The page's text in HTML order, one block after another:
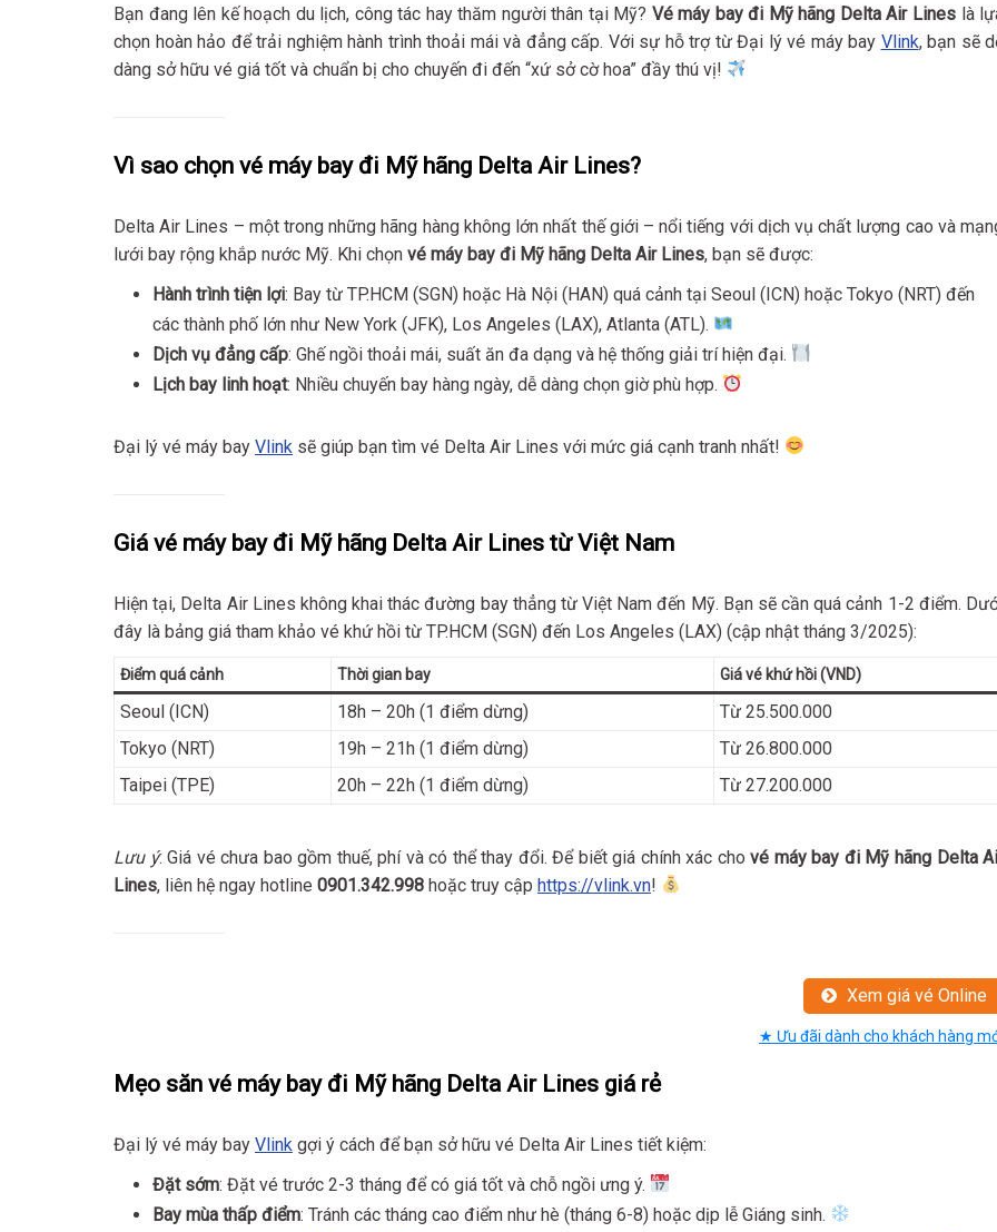
Bạn đang lên kế hoạch du lịch, công tác hay thăm người thân tại Mỹ? Vé máy bay đi Mỹ hãng Delta Air Lineslà
chọn hoàn hảo để trải nghiệm hành trình thoải mái và đẳng cấp. Với sự hỗ trợ từ Đại lý vé máy bay Vlink, bạn sẽ
dàng sở hữu vé giá tốt và chuẩn bị cho chuyến đi đến “xứ sở cờ hoa” đầy thú vị!
Vì sao chọn vé máy bay đi Mỹ hãng Delta Air Lines?
Delta Air Lines – một trong những hãng hàng không lớn nhất thế giới – nổi tiếng với dịch vụ chất lượng cao và
lưới bay rộng khắp nước Mỹ. Khi chọn vé máy bay đi Mỹ hãng Delta Air Lines, bạn sẽ được:
Hành trình tiện lợi: Bay từ TP.HCM (SGN) hoặc Hà Nội (HAN) quá cảnh tại Seoul (ICN) hoặc Tokyo (NRT) đến
các thành phố lớn như New York (JFK), Los Angeles (LAX), Atlanta (ATL).
Dịch vụ đẳng cấp: Ghế ngồi thoải mái, suất ăn đa dạng và hệ thống giải trí hiện đại.
Lịch bay linh hoạt: Nhiều chuyến bay hàng ngày, dễ dàng chọn giờ phù hợp.
Đại lý vé máy bay Vlink sẽ giúp bạn tìm vé Delta Air Lines với mức giá cạnh tranh nhất!
Giá vé máy bay đi Mỹ hãng Delta Air Lines từ Việt Nam
Hiện tại, Delta Air Lines không khai thác đường bay thẳng từ Việt Nam đến Mỹ. Bạn sẽ cần quá cảnh 1-2 điểm.
đây là bảng giá tham khảo vé khứ hồi từ TP.HCM (SGN) đến Los Angeles (LAX) (cập nhật tháng 3/2025):
Điểm quá cảnh Thời gian bay Giá vé khứ hồi (VND)
Seoul (ICN) 18h – 20h (1 điểm dừng)
Từ 25.500.000
Tokyo (NRT)
19h – 21h (1 điểm dừng)
Từ 26.800.000
Taipei (TPE)
20h – 22h (1 điểm dừng) Từ 27.200.000
Lưu ý: Giá vé chưa bao gồm thuế, phí và có thể thay đổi. Để biết giá chính xác chové máy bay đi Mỹ hãng Delta
Lines, liên hệ ngay hotline 0901.342.998 hoặc truy cập https://vlink.vn!
Xem giá vé Online
★ Ưu đãi dành cho khách hàng
Mẹo săn vé máy bay đi Mỹ hãng Delta Air Lines giá rẻ
Đại lý vé máy bay Vlink gợi ý cách để bạn sở hữu vé Delta Air Lines tiết kiệm:
Đặt sớm: Đặt vé trước 2-3 tháng để có giá tốt và chỗ ngồi ưng ý.
Bay mùa thấp điểm: Tránh các tháng cao điểm như hè (tháng 6-8) hoặc dịp lễ Giáng sinh.